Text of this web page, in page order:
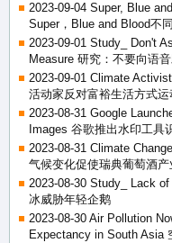
2023-09-04 Super, Blue
Super，Blue and Blood不
2023-09-01 Study_ Don't
Measure 研究：不要向语
2023-09-01 Climate
活动家反对富裕生活方式运
2023-08-31 Google
Images 谷歌推出水印工具
2023-08-31 Climate
气候变化促使瑞典葡萄酒产
2023-08-30 Study_ Lack
冰威胁年轻企鹅
2023-08-30 Air Pollution
Expectancy in South Asia